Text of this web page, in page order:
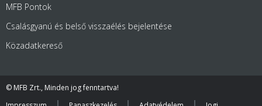
MFB Pontok
Csalásgyanú és belső visszaélés bejelentése
Közadatkereső
© MFB Zrt., Minden jog fenntartva!